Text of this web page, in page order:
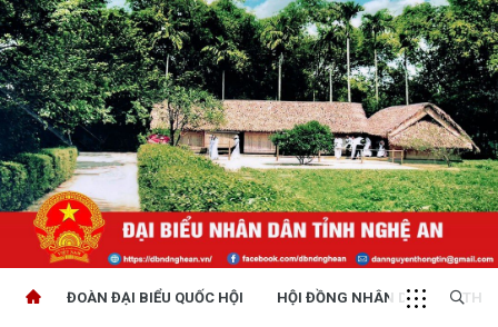
ĐOÀN ĐẠI BIỂU QUỐC HỘI HỘI ĐỒNG NHÂN DÂN